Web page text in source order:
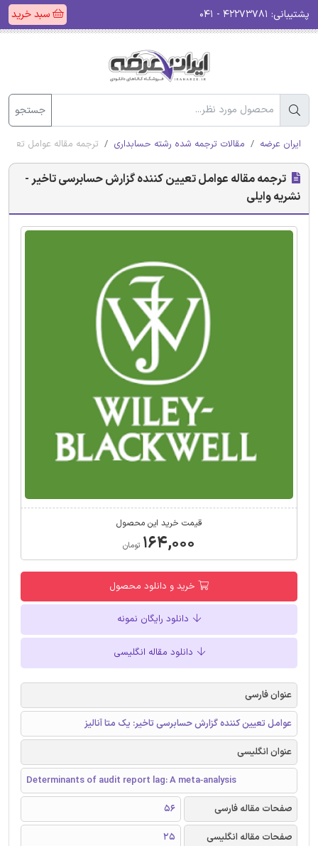
پشتیبانی: سبد خرید
جستجو
ایران عرضه مقالات ترجمه شده رشته حسابداری ترجمه مقاله عوامل
ترجمه مقاله عوامل تعیین کننده گزارش حسابرسی تاخیر -
نشریه وایلی
قیمت خرید این محصول
۱۶۴,۰۰۰ تومان
خرید و دانلود محصول
دانلود رایگان نمونه
دانلود مقاله انگلیسی
عنوان فارسی
عوامل تعیین کننده گزارش حسابرسی تاخیر: یک متا آنالیز
عنوان انگلیسی
Determinants of audit report lag: A meta‐analysis
صفحات مقاله فارسی
56
صفحات مقاله انگلیسی
25